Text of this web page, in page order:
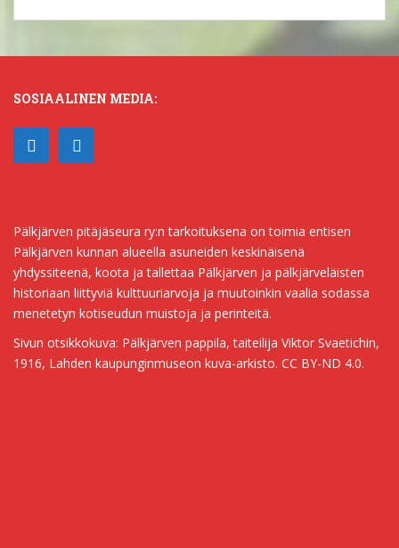
SOSIAALINEN MEDIA:
Pälkjärven pitäjäseura ry:n tarkoituksena on toimia entisen
Pälkjärven kunnan alueella asuneiden keskinäisenä
yhdyssiteenä, koota ja tallettaa Pälkjärven ja pälkjärveläisten
historiaan liittyviä kulttuuriarvoja ja muutoinkin vaalia sodassa
menetetyn kotiseudun muistoja ja perinteitä.
Sivun otsikkokuva: Pälkjärven pappila, taiteilija Viktor Svaetichin,
1916, Lahden kaupunginmuseon kuva-arkisto. CC BY-ND 4.0.